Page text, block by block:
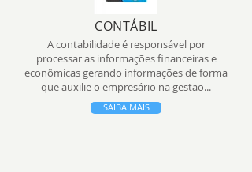
CONTÁBIL
A contabilidade é responsável por
processar as informações financeiras e
econômicas gerando informações de forma
que auxilie o empresário na gestão...
SAIBA MAIS